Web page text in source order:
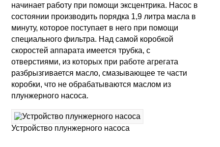
начинает работу при помощи эксцентрика. Насос в
состоянии производить порядка 1,9 литра масла в
минуту, которое поступает в него при помощи
специального фильтра. Над самой коробкой
скоростей аппарата имеется трубка, с
отверстиями, из которых при работе агрегата
разбрызгивается масло, смазывающее те части
коробки, что не обрабатываются маслом из
плунжерного насоса.
Устройство плунжерного насоса